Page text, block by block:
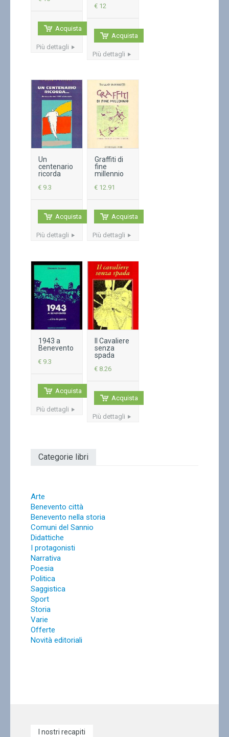
Acquista
Più dettagli
€ 12
Acquista
Più dettagli
Un
centenario
ricorda
€ 9.3
Acquista
Più dettagli
Graffiti di
fine
millennio
€ 12.91
Acquista
Più dettagli
1943 a
Benevento
€ 9.3
Acquista
Più dettagli
Il Cavaliere
senza
spada
€ 8.26
Acquista
Più dettagli
Categorie libri
Arte
Benevento città
Benevento nella storia
Comuni del Sannio
Didattiche
I protagonisti
Narrativa
Poesia
Politica
Saggistica
Sport
Storia
Varie
Offerte
Novità editoriali
I nostri recapiti